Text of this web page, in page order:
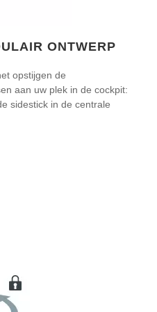
ONTWERP
opstijgen de
aan uw plek in de cockpit:
sidestick in de centrale